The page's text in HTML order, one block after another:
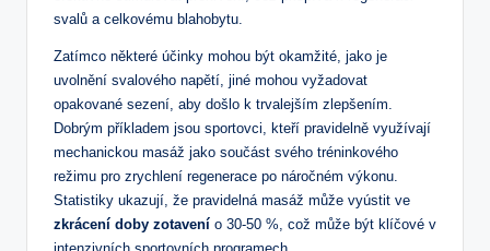
svalů⁤ a celkovému blahobytu.
Zatímco některé účinky mohou být okamžité, jako je
uvolnění‌ svalového ⁤napětí, jiné⁤ mohou ‌vyžadovat
opakované sezení,⁤ aby⁢ došlo k trvalejším zlepšením.
Dobrým příkladem jsou ⁣sportovci, kteří pravidelně využívají
mechanickou masáž jako součást svého tréninkového
režimu⁢ pro zrychlení regenerace po náročném ‌výkonu. ​
Statistiky ukazují,⁣ že pravidelná masáž‌ může vyústit ve
zkrácení doby zotavení o 30-50 %, což‌ může být klíčové​ v